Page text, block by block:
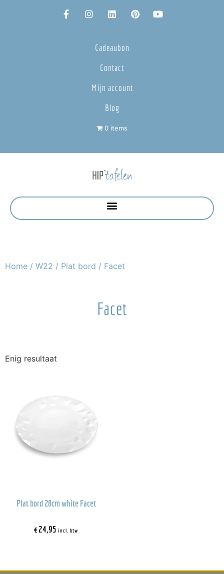
Cadeaubon
Contact
Mijn account
Blog
0 items
Home / W22 / Plat bord / Facet
Facet
Enig resultaat
Plat bord 28cm white Facet
€24,95 incl. btw